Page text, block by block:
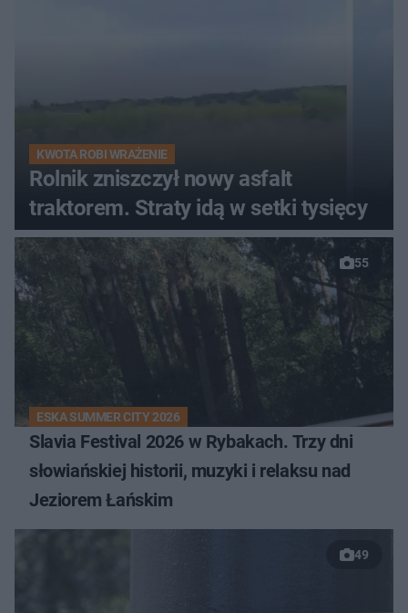
KWOTA ROBI WRAŻENIE
Rolnik zniszczył nowy asfalt
traktorem. Straty idą w setki tysięcy
55
ESKA SUMMER CITY 2026
Slavia Festival 2026 w Rybakach. Trzy dni
słowiańskiej historii, muzyki i relaksu nad
Jeziorem Łańskim
49